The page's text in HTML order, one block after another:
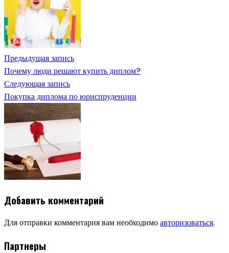
Предыдущая запись
Почему люди решают купить диплом?
Следующая запись
Покупка диплома по юриспруденции
Добавить комментарий
Для отправки комментария вам необходимоавторизоваться.
Партнеры